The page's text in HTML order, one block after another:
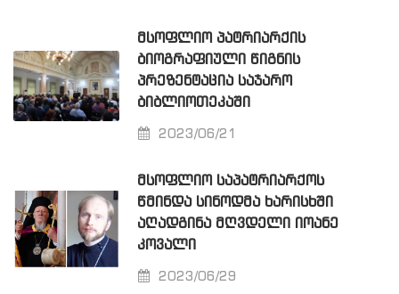
ᲛᲡᲝᲤᲚᲘᲝ ᲞᲐᲢᲠᲘᲐᲠᲥᲘᲡ
ᲑᲘᲝᲒᲠᲐᲤᲘᲣᲚᲘ ᲬᲘᲒᲜᲘᲡ
ᲞᲠᲔᲖᲔᲜᲢᲐᲪᲘᲐ ᲡᲐᲯᲐᲠᲝ
ᲑᲘᲑᲚᲘᲝᲗᲔᲙᲐᲨᲘ
2023/06/21
ᲛᲡᲝᲤᲚᲘᲝ ᲡᲐᲞᲐᲢᲠᲘᲐᲠᲥᲝᲡ
ᲬᲛᲘᲜᲓᲐ ᲡᲘᲜᲝᲓᲛᲐ ᲮᲐᲠᲘᲡᲮᲨᲘ
ᲐᲦᲐᲓᲒᲘᲜᲐ ᲛᲦᲕᲓᲔᲚᲘ ᲘᲝᲐᲜᲔ
ᲙᲝᲕᲐᲚᲘ
2023/06/29